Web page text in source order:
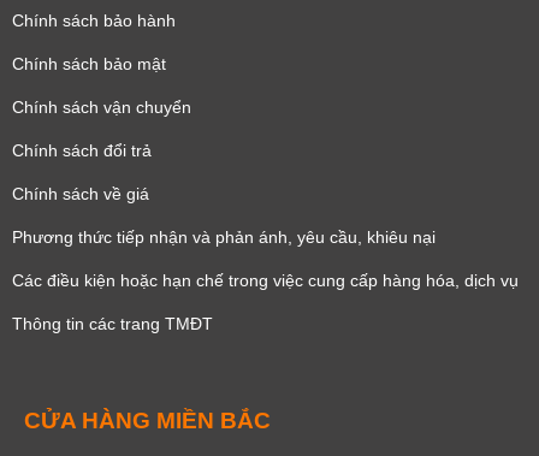
Chính sách bảo hành
Chính sách bảo mật
Chính sách vận chuyển
Chính sách đổi trả
Chính sách về giá
Phương thức tiếp nhận và phản ánh, yêu cầu, khiêu nại
Các điều kiện hoặc hạn chế trong việc cung cấp hàng hóa, dịch vụ
Thông tin các trang TMĐT
CỬA HÀNG MIỀN BẮC